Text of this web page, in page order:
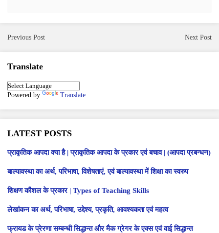
Previous Post Next Post
Translate
Powered by Translate
LATEST POSTS
प्राकृतिक आपदा क्या है | प्राकृतिक आपदा के प्रकार एवं बचाव | (आपदा प्रबन्धन)
बाल्यावस्था का अर्थ, परिभाषा, विशेषताएं, एवं बाल्यावस्था में शिक्षा का स्वरुप
शिक्षण कौशल के प्रकार | Types of Teaching Skills
लेखांकन का अर्थ, परिभाषा, उद्देश्य, प्रकृति, आवश्यकता एवं महत्व
फ्रायड के प्रेरणा सम्बन्धी सिद्धान्त और मैक ग्रेगर के एक्स एवं वाई सिद्धान्त